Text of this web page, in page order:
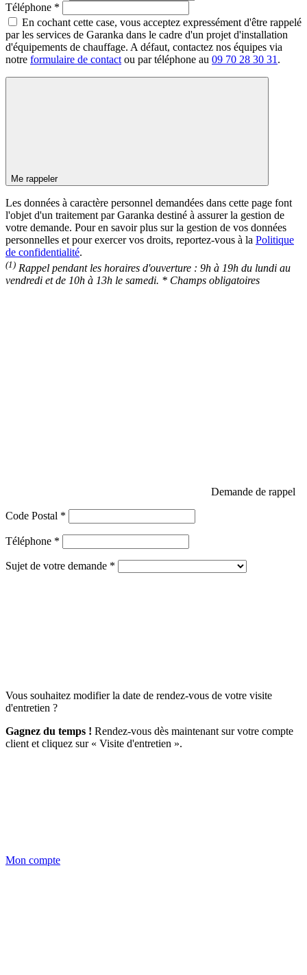
Téléphone *
En cochant cette case, vous acceptez expressément d'être rappelé
par les services de Garanka dans le cadre d'un projet d'installation
d'équipements de chauffage. A défaut, contactez nos équipes via
notre formulaire de contactou par téléphone au 09 70 28 30 31.
Me rappeler
Les données à caractère personnel demandées dans cette page font
l'objet d'un traitement par Garanka destiné à assurer la gestion de
votre demande. Pour en savoir plus sur la gestion de vos données
personnelles et pour exercer vos droits, reportez-vous à la Politique
de confidentialité.
(1) Rappel pendant les horaires d'ouverture : 9h à 19h du lundi au
vendredi et de 10h à 13h le samedi. * Champs obligatoires
Demande de rappel
Code Postal *
Téléphone *
Sujet de votre demande *
Vous souhaitez modifier la date de rendez-vous de votre visite
d'entretien ?
Gagnez du temps ! Rendez-vous dès maintenant sur votre compte
client et cliquez sur « Visite d'entretien ».
Mon compte